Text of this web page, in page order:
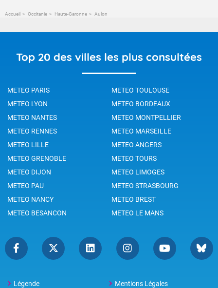
Accueil Occitanie Haute-Garonne Aulon
Top 20 des villes les plus consultées
METEO PARIS
METEO TOULOUSE
METEO LYON
METEO BORDEAUX
METEO NANTES
METEO MONTPELLIER
METEO RENNES
METEO MARSEILLE
METEO LILLE
METEO ANGERS
METEO GRENOBLE
METEO TOURS
METEO DIJON
METEO LIMOGES
METEO PAU
METEO STRASBOURG
METEO NANCY
METEO BREST
METEO BESANCON
METEO LE MANS
Légende
Mentions Légales